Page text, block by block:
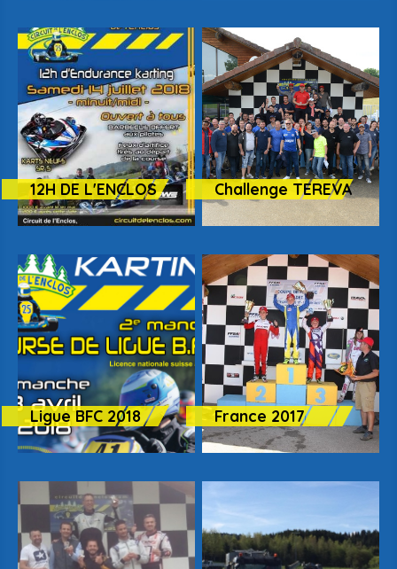
12H DE L'ENCLOS Challenge TEREVA
Ligue BFC 2018 France 2017